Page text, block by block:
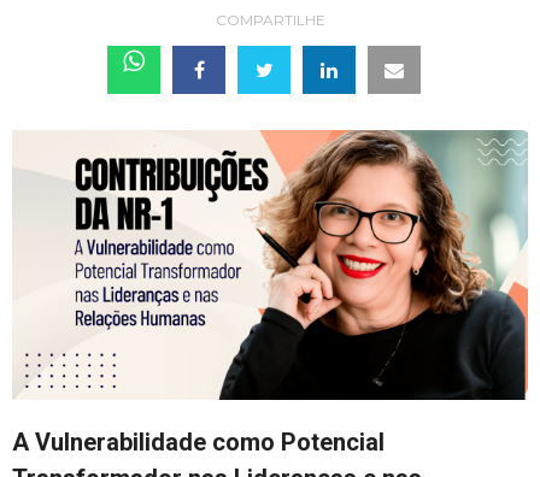
COMPARTILHE
A Vulnerabilidade como Potencial